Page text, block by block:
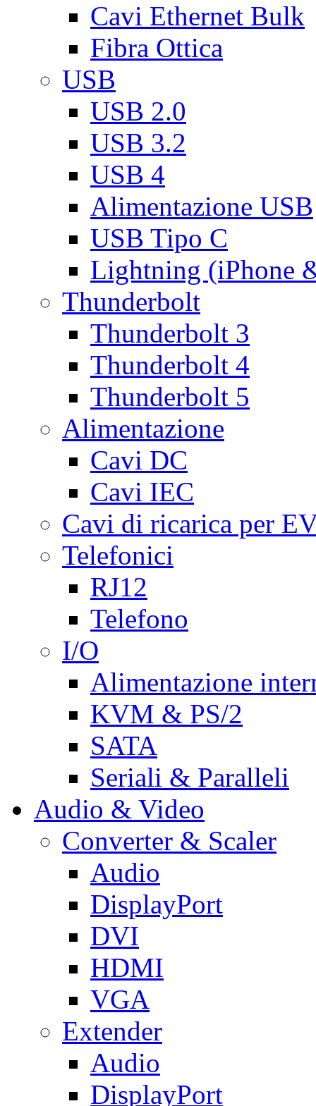
Cavi Ethernet Bulk
Fibra Ottica
USB
USB 2.0
USB 3.2
USB 4
Alimentazione USB
USB Tipo C
Lightning (iPhone
Thunderbolt
Thunderbolt 3
Thunderbolt 4
Thunderbolt 5
Alimentazione
Cavi DC
Cavi IEC
Cavi di ricarica per
Telefonici
RJ12
Telefono
I/O
Alimentazione
KVM & PS/2
SATA
Seriali & Paralleli
Audio & Video
Converter & Scaler
Audio
DisplayPort
DVI
HDMI
VGA
Extender
Audio
DisplayPort